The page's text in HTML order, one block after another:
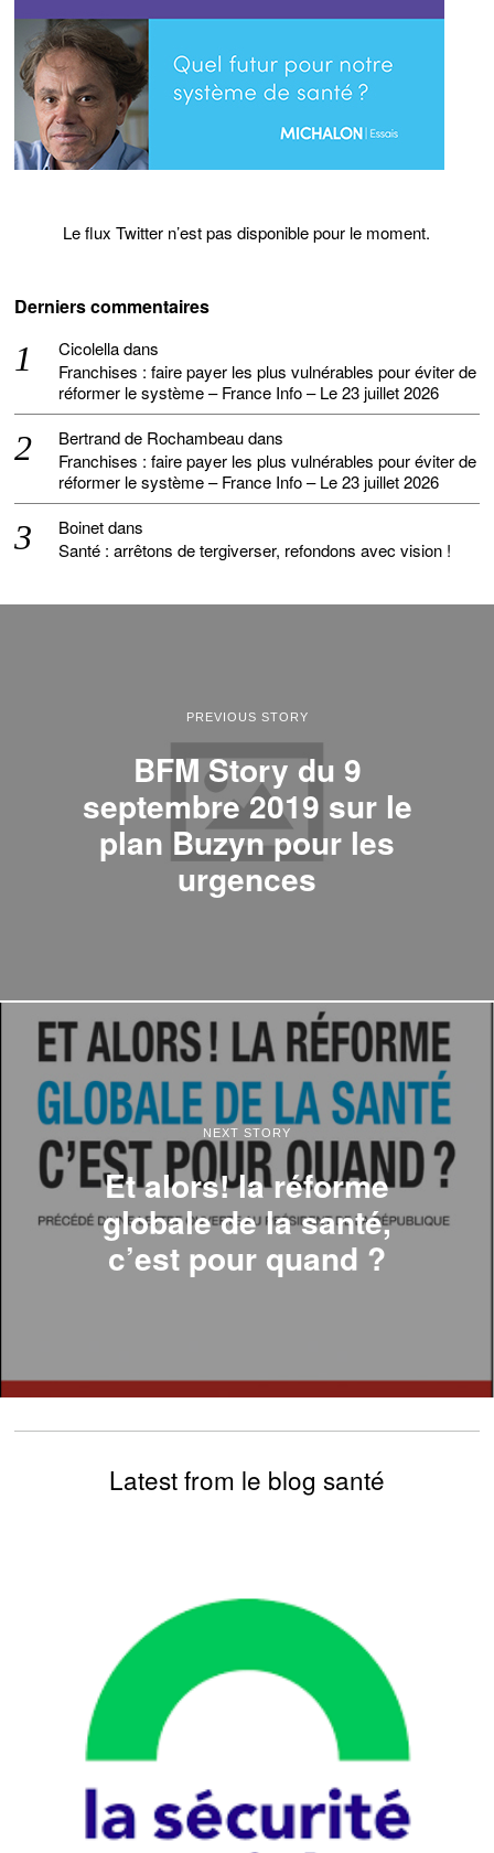
Le flux Twitter n’est pas disponible pour le moment.
Derniers commentaires
Cicolelladans
Franchises : faire payer les plus vulnérables pour éviter de
réformer le système – France Info – Le 23 juillet 2026
Bertrand de Rochambeaudans
Franchises : faire payer les plus vulnérables pour éviter de
réformer le système – France Info – Le 23 juillet 2026
Boinetdans
Santé : arrêtons de tergiverser, refondons avec vision !
PREVIOUS STORY
BFM Story du 9
septembre 2019 sur le
plan Buzyn pour les
urgences
NEXT STORY
Et alors! la réforme
globale de la santé,
c’est pour quand ?
Latest from le blog santé